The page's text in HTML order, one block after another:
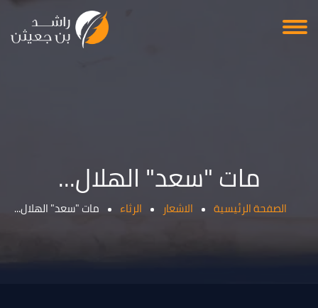
مات "سعد" الهلال...
الصفحة الرئيسية الاشعار الرثاء مات "سعد" الهلال...